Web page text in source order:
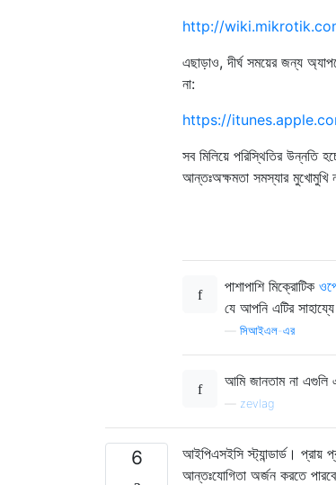
http://
এছাড়াও, দীর্ঘ সময়ের জন্য
না:
https://
সব মিলিয়ে পরিস্থিতির উন্নতি
আন্তঃঅক্ষমতা সমস্যার মুখোমুখি
পাশাপাশি মিক্রোটিক
যে আপনি এটির
সিআইএল-এর
আমি জানতাম না
zevlag
6
আইপিএসইসি স্ট্যান্ডার্ড। প্রায়
আন্তঃযোগিতা অর্জন করতে